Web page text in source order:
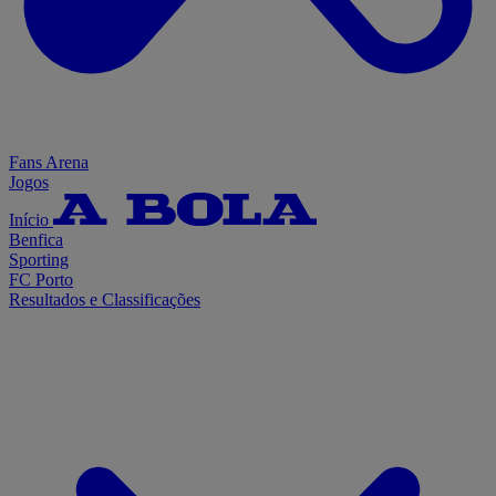
Fans Arena
Jogos
Início
Benfica
Sporting
FC Porto
Resultados e Classificações